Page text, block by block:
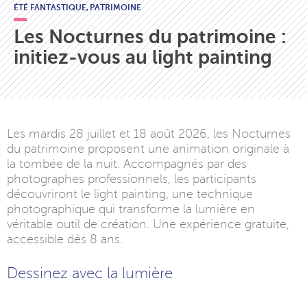
ÉTÉ FANTASTIQUE,PATRIMOINE
Les Nocturnes du patrimoine :
initiez-vous au light painting
Les mardis 28 juillet et 18 août 2026, les Nocturnes
du patrimoine proposent une animation originale à
la tombée de la nuit. Accompagnés par des
photographes professionnels, les participants
découvriront le light painting, une technique
photographique qui transforme la lumière en
véritable outil de création. Une expérience gratuite,
accessible dès 8 ans.
Dessinez avec la lumière